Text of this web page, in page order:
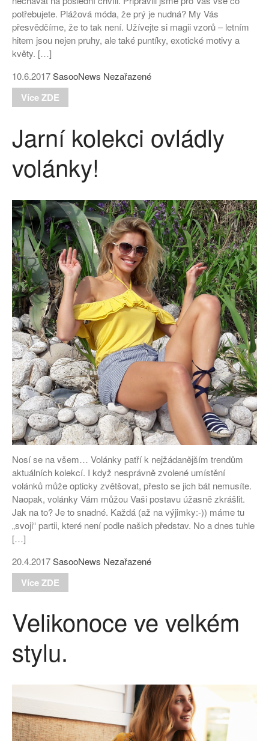
potřebujete. Plážová móda, že prý je nudná? My Vás
přesvědčíme, že to tak není. Užívejte si magii vzorů – letním
hitem jsou nejen pruhy, ale také puntíky, exotické motivy a
květy. […]
10.6.2017SasooNews Nezařazené
Více ZDE
Jarní kolekci ovládly
volánky!
Nosí se na všem… Volánky patří k nejžádanějším trendům
aktuálních kolekcí. I když nesprávně zvolené umístění
volánků může opticky zvětšovat, přesto se jich bát nemusíte.
Naopak, volánky Vám můžou Vaši postavu úžasně zkrášlit.
Jak na to? Je to snadné. Každá (až na výjimky:-)) máme tu
„svoji“ partii, které není podle našich představ. No a dnes tuhle
[…]
20.4.2017SasooNews Nezařazené
Více ZDE
Velikonoce ve velkém
stylu.